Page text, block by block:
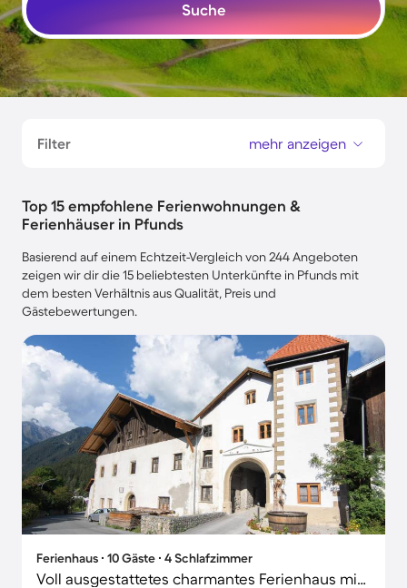
Suche
Filter mehr anzeigen
Top 15 empfohlene Ferienwohnungen &
Ferienhäuser in Pfunds
Basierend auf einem Echtzeit-Vergleich von 244 Angeboten
zeigen wir dir die 15 beliebtesten Unterkünfte in Pfunds mit
dem besten Verhältnis aus Qualität, Preis und
Gästebewertungen.
Ferienhaus ∙ 10 Gäste ∙ 4 Schlafzimmer
Voll ausgestattetes charmantes Ferienhaus mit Sauna und Terrasse | Haustiere sind willkommen